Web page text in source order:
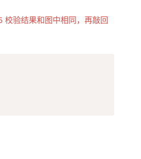
校验结果和图中相同，再敲回